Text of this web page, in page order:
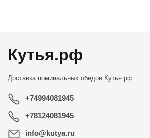
Кутья.рф
Доставка поминальных обедов Кутья.рф
+74994081945
+78124081945
info@kutya.ru